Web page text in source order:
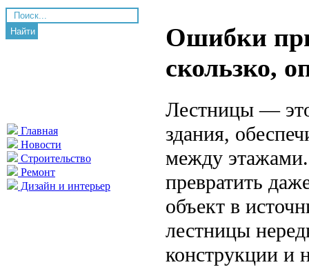
Найти
Главная
Новости
Строительство
Ремонт
Дизайн и интерьер
Ошибки
скользко,
Лестницы —
здания,
между
превратить
объект в
лестницы
конструкции и